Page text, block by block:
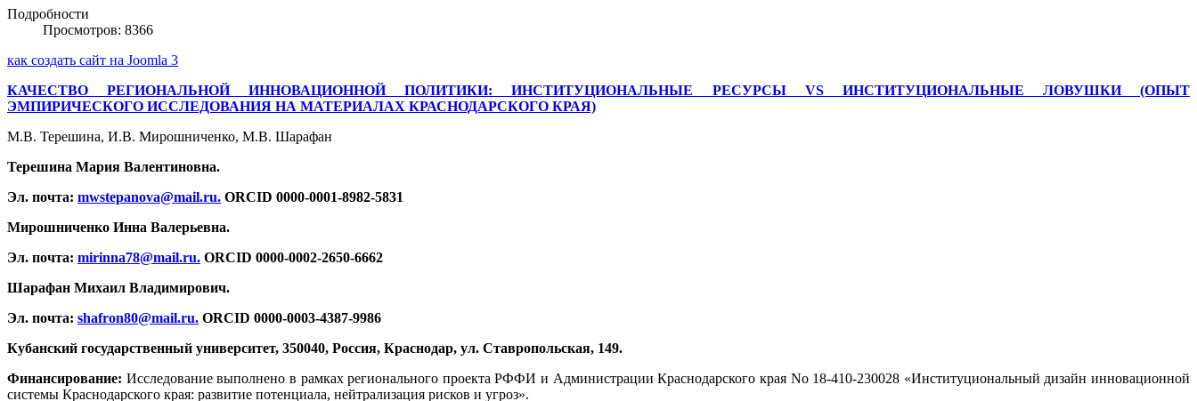
Подробности
Просмотров: 8366
как создать сайт на Joomla 3
КАЧЕСТВО РЕГИОНАЛЬНОЙ ИННОВАЦИОННОЙ ПОЛИТИКИ: ИНСТИТУЦИОНАЛЬНЫЕ РЕСУРСЫ VS ИНСТИТУЦИОНАЛЬНЫЕ ЛОВУШКИ (ОПЫТ
ЭМПИРИЧЕСКОГО ИССЛЕДОВАНИЯ НА МАТЕРИАЛАХ КРАСНОДАРСКОГО КРАЯ)
М.В. Терешина, И.В. Мирошниченко, М.В. Шарафан
Терешина Мария Валентиновна.
Эл. почта: mwstepanova@mail.ru. ORCID 0000-0001-8982-5831
Мирошниченко Инна Валерьевна.
Эл. почта: mirinna78@mail.ru. ORCID 0000-0002-2650-6662
Шарафан Михаил Владимирович.
Эл. почта: shafron80@mail.ru. ORCID 0000-0003-4387-9986
Кубанский государственный университет, 350040, Россия, Краснодар, ул. Ставропольская, 149.
Финансирование: Исследование выполнено в рамках регионального проекта РФФИ и Администрации Краснодарского края No 18-410-230028 «Институциональный дизайн инновационной
системы Краснодарского края: развитие потенциала, нейтрализация рисков и угроз».